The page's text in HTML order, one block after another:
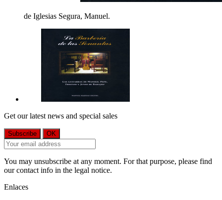
de Iglesias Segura, Manuel.
Get our latest news and special sales
You may unsubscribe at any moment. For that purpose, please find
our contact info in the legal notice.
Enlaces